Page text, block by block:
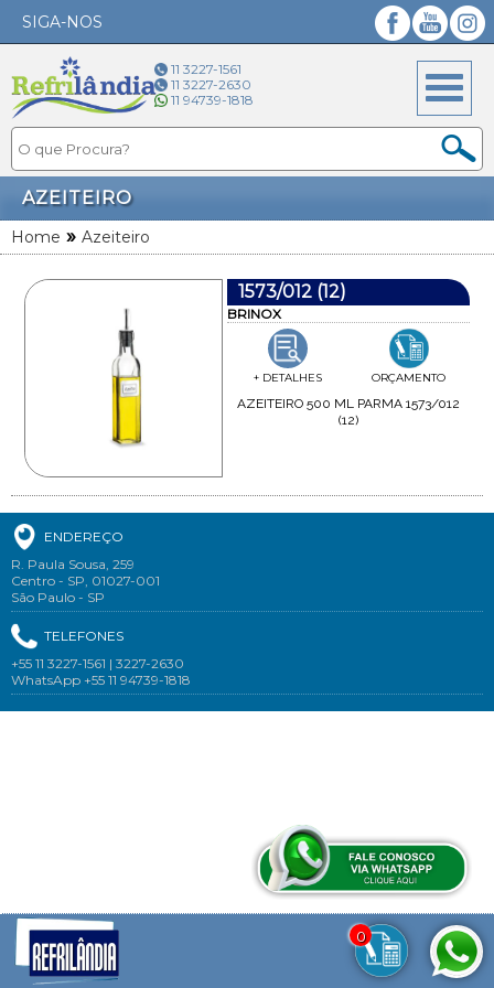
SIGA-NOS Instagram
11 3227-1561
11 3227-2630
11 94739-1818
0
AZEITEIRO
Home » Azeiteiro
1573/012 (12)
BRINOX
+ DETALHES ORÇAMENTO
AZEITEIRO 500 ML PARMA 1573/012
(12)
ENDEREÇO
R. Paula Sousa, 259
Centro - SP, 01027-001
São Paulo - SP
TELEFONES
+55 11 3227-1561 | 3227-2630
WhatsApp +55 11 94739-1818